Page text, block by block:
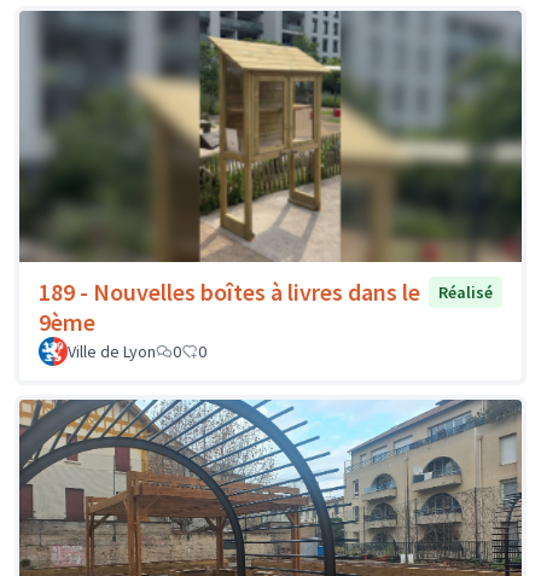
189 - Nouvelles boîtes à livres dans le
9ème
Réalisé
Ville de Lyon 0 0